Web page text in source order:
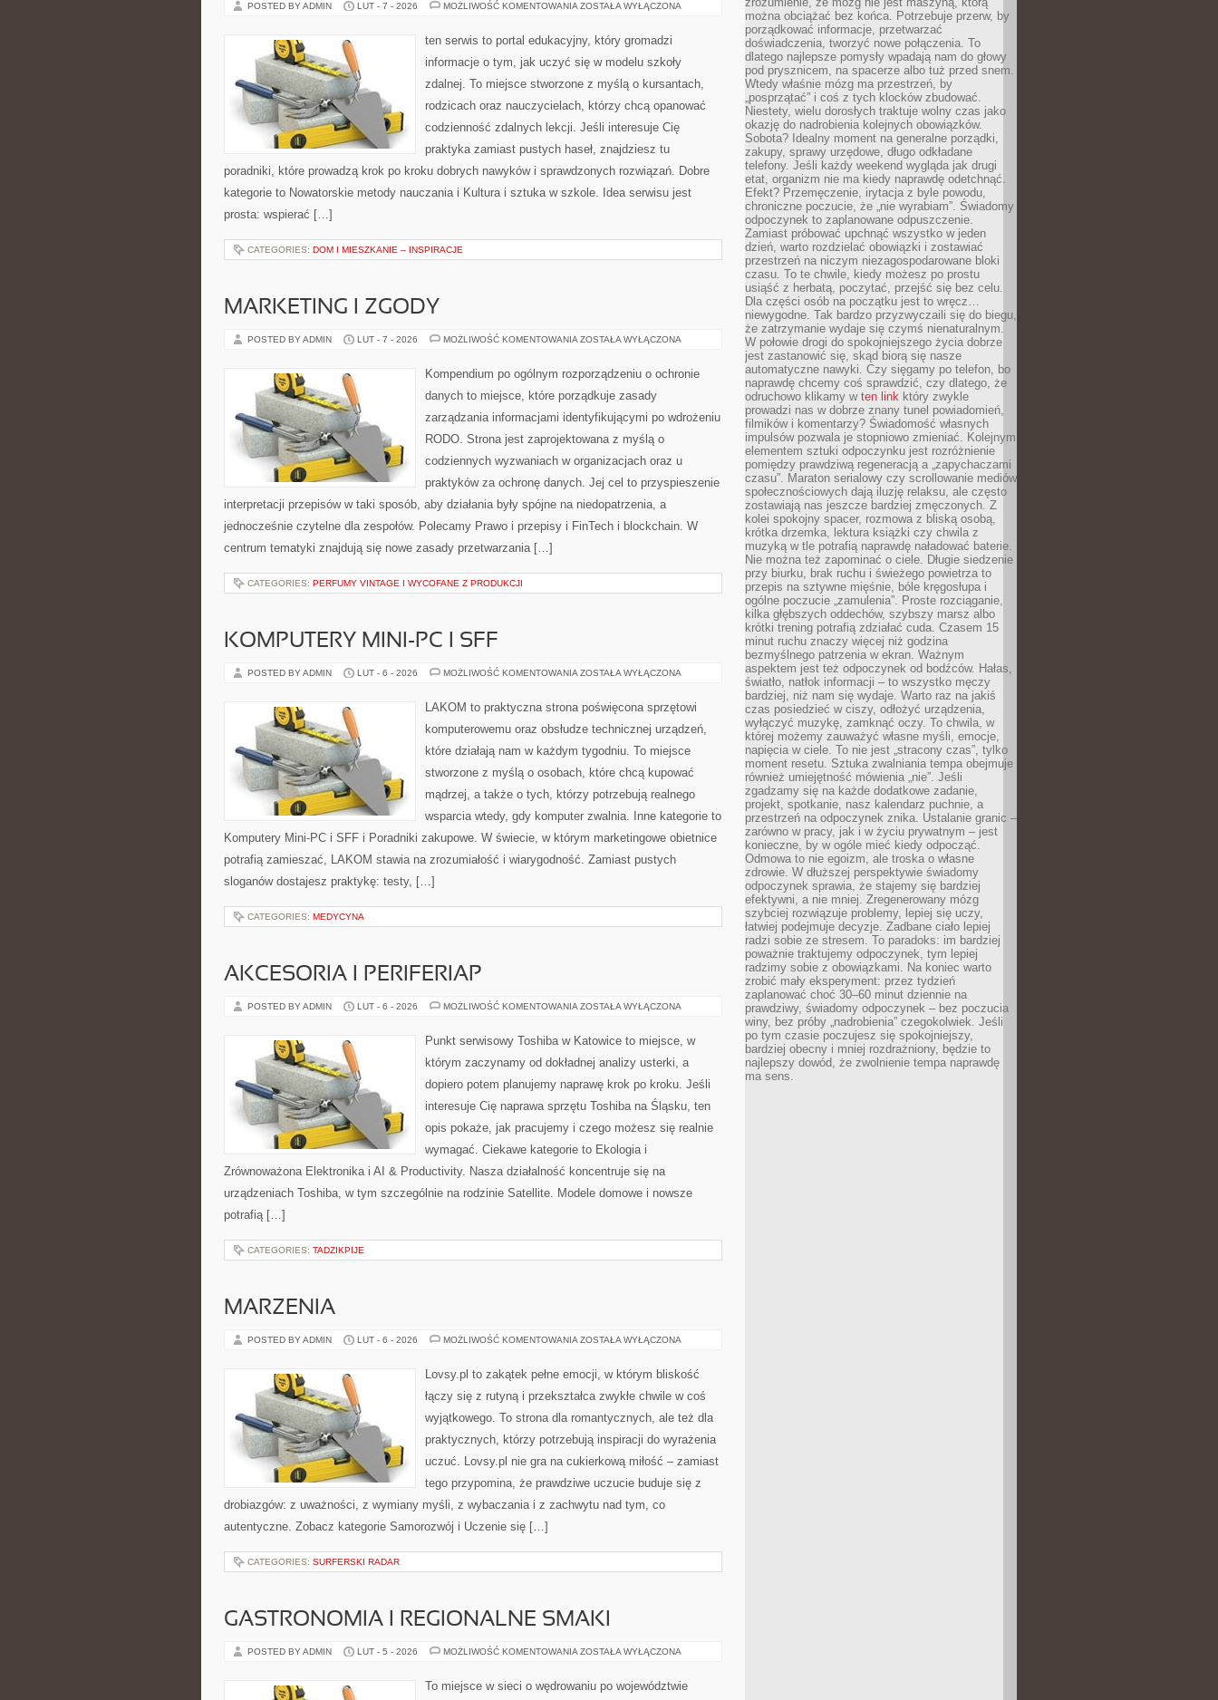
POSTED BY ADMIN LUT - 7 - 2026 MOŻLIWOŚĆ KOMENTOWANIA SZKOLNE
ZOSTAŁA WYŁĄCZONA
ten serwis to portal edukacyjny, który gromadzi
informacje o tym, jak uczyć się w modelu szkoły
zdalnej. To miejsce stworzone z myślą o kursantach,
rodzicach oraz nauczycielach, którzy chcą opanować
codzienność zdalnych lekcji. Jeśli interesuje Cię
praktyka zamiast pustych haseł, znajdziesz tu
poradniki, które prowadzą krok po kroku dobrych nawyków i sprawdzonych rozwiązań. Dobre
kategorie to Nowatorskie metody nauczania i Kultura i sztuka w szkole. Idea serwisu jest
prosta: wspierać […]
CATEGORIES: DOM I MIESZKANIE – INSPIRACJE
MARKETING I ZGODY
POSTED BY ADMIN LUT - 7 - 2026 MOŻLIWOŚĆ KOMENTOWANIA MARKETING
ZOSTAŁA WYŁĄCZONA
Kompendium po ogólnym rozporządzeniu o ochronie
danych to miejsce, które porządkuje zasady
zarządzania informacjami identyfikującymi po wdrożeniu
RODO. Strona jest zaprojektowana z myślą o
codziennych wyzwaniach w organizacjach oraz u
praktyków za ochronę danych. Jej cel to przyspieszenie
interpretacji przepisów w taki sposób, aby działania były spójne na niedopatrzenia, a
jednocześnie czytelne dla zespołów. Polecamy Prawo i przepisy i FinTech i blockchain. W
centrum tematyki znajdują się nowe zasady przetwarzania […]
CATEGORIES: PERFUMY VINTAGE I WYCOFANE Z PRODUKCJI
KOMPUTERY MINI-PC I SFF
POSTED BY ADMIN LUT - 6 - 2026 MOŻLIWOŚĆ KOMENTOWANIA KOMPUTERY
SFF
ZOSTAŁA WYŁĄCZONA
LAKOM to praktyczna strona poświęcona sprzętowi
komputerowemu oraz obsłudze technicznej urządzeń,
które działają nam w każdym tygodniu. To miejsce
stworzone z myślą o osobach, które chcą kupować
mądrzej, a także o tych, którzy potrzebują realnego
wsparcia wtedy, gdy komputer zwalnia. Inne kategorie to
Komputery Mini-PC i SFF i Poradniki zakupowe. W świecie, w którym marketingowe obietnice
potrafią zamieszać, LAKOM stawia na zrozumiałość i wiarygodność. Zamiast pustych
sloganów dostajesz praktykę: testy, […]
CATEGORIES: MEDYCYNA
AKCESORIA I PERIFERIAP
POSTED BY ADMIN LUT - 6 - 2026 MOŻLIWOŚĆ KOMENTOWANIA AKCESORIA
ZOSTAŁA WYŁĄCZONA
Punkt serwisowy Toshiba w Katowice to miejsce, w
którym zaczynamy od dokładnej analizy usterki, a
dopiero potem planujemy naprawę krok po kroku. Jeśli
interesuje Cię naprawa sprzętu Toshiba na Śląsku, ten
opis pokaże, jak pracujemy i czego możesz się realnie
wymagać. Ciekawe kategorie to Ekologia i
Zrównoważona Elektronika i AI & Productivity. Nasza działalność koncentruje się na
urządzeniach Toshiba, w tym szczególnie na rodzinie Satellite. Modele domowe i nowsze
potrafią […]
CATEGORIES: TADZIKPIJE
MARZENIA
POSTED BY ADMIN LUT - 6 - 2026 MOŻLIWOŚĆ KOMENTOWANIA MARZENIA
ZOSTAŁA WYŁĄCZONA
Lovsy.pl to zakątek pełne emocji, w którym bliskość
łączy się z rutyną i przekształca zwykłe chwile w coś
wyjątkowego. To strona dla romantycznych, ale też dla
praktycznych, którzy potrzebują inspiracji do wyrażenia
uczuć. Lovsy.pl nie gra na cukierkową miłość – zamiast
tego przypomina, że prawdziwe uczucie buduje się z
drobiazgów: z uważności, z wymiany myśli, z wybaczania i z zachwytu nad tym, co
autentyczne. Zobacz kategorie Samorozwój i Uczenie się […]
CATEGORIES: SURFERSKI RADAR
GASTRONOMIA I REGIONALNE SMAKI
POSTED BY ADMIN LUT - 5 - 2026 MOŻLIWOŚĆ KOMENTOWANIA GASTRONOMIA
SMAKI
ZOSTAŁA WYŁĄCZONA
To miejsce w sieci o wędrowaniu po województwie
można obciążać bez końca. Potrzebuje przerw, by
porządkować informacje, przetwarzać
doświadczenia, tworzyć nowe połączenia. To
dlatego najlepsze pomysły wpadają nam do głowy
pod prysznicem, na spacerze albo tuż przed snem.
Wtedy właśnie mózg ma przestrzeń, by
„posprzątać” i coś z tych klocków zbudować.
Niestety, wielu dorosłych traktuje wolny czas jako
okazję do nadrobienia kolejnych obowiązków.
Sobota? Idealny moment na generalne porządki,
zakupy, sprawy urzędowe, długo odkładane
telefony. Jeśli każdy weekend wygląda jak drugi
etat, organizm nie ma kiedy naprawdę odetchnąć.
Efekt? Przemęczenie, irytacja z byle powodu,
chroniczne poczucie, że „nie wyrabiam”. Świadomy
odpoczynek to zaplanowane odpuszczenie.
Zamiast próbować upchnąć wszystko w jeden
dzień, warto rozdzielać obowiązki i zostawiać
przestrzeń na niczym niezagospodarowane bloki
czasu. To te chwile, kiedy możesz po prostu
usiąść z herbatą, poczytać, przejść się bez celu.
Dla części osób na początku jest to wręcz…
niewygodne. Tak bardzo przyzwyczaili się do biegu,
że zatrzymanie wydaje się czymś nienaturalnym.
W połowie drogi do spokojniejszego życia dobrze
jest zastanowić się, skąd biorą się nasze
automatyczne nawyki. Czy sięgamy po telefon, bo
naprawdę chcemy coś sprawdzić, czy dlatego, że
odruchowo klikamy w ten link który zwykle
prowadzi nas w dobrze znany tunel powiadomień,
filmików i komentarzy? Świadomość własnych
impulsów pozwala je stopniowo zmieniać. Kolejnym
elementem sztuki odpoczynku jest rozróżnienie
pomiędzy prawdziwą regeneracją a „zapychaczami
czasu”. Maraton serialowy czy scrollowanie mediów
społecznościowych dają iluzję relaksu, ale często
zostawiają nas jeszcze bardziej zmęczonych. Z
kolei spokojny spacer, rozmowa z bliską osobą,
krótka drzemka, lektura książki czy chwila z
muzyką w tle potrafią naprawdę naładować baterie.
Nie można też zapominać o ciele. Długie siedzenie
przy biurku, brak ruchu i świeżego powietrza to
przepis na sztywne mięśnie, bóle kręgosłupa i
ogólne poczucie „zamulenia”. Proste rozciąganie,
kilka głębszych oddechów, szybszy marsz albo
krótki trening potrafią zdziałać cuda. Czasem 15
minut ruchu znaczy więcej niż godzina
bezmyślnego patrzenia w ekran. Ważnym
aspektem jest też odpoczynek od bodźców. Hałas,
światło, natłok informacji – to wszystko męczy
bardziej, niż nam się wydaje. Warto raz na jakiś
czas posiedzieć w ciszy, odłożyć urządzenia,
wyłączyć muzykę, zamknąć oczy. To chwila, w
której możemy zauważyć własne myśli, emocje,
napięcia w ciele. To nie jest „stracony czas”, tylko
moment resetu. Sztuka zwalniania tempa obejmuje
również umiejętność mówienia „nie”. Jeśli
zgadzamy się na każde dodatkowe zadanie,
projekt, spotkanie, nasz kalendarz puchnie, a
przestrzeń na odpoczynek znika. Ustalanie granic –
zarówno w pracy, jak i w życiu prywatnym – jest
konieczne, by w ogóle mieć kiedy odpocząć.
Odmowa to nie egoizm, ale troska o własne
zdrowie. W dłuższej perspektywie świadomy
odpoczynek sprawia, że stajemy się bardziej
efektywni, a nie mniej. Zregenerowany mózg
szybciej rozwiązuje problemy, lepiej się uczy,
łatwiej podejmuje decyzje. Zadbane ciało lepiej
radzi sobie ze stresem. To paradoks: im bardziej
poważnie traktujemy odpoczynek, tym lepiej
radzimy sobie z obowiązkami. Na koniec warto
zrobić mały eksperyment: przez tydzień
zaplanować choć 30–60 minut dziennie na
prawdziwy, świadomy odpoczynek – bez poczucia
winy, bez próby „nadrobienia” czegokolwiek. Jeśli
po tym czasie poczujesz się spokojniejszy,
bardziej obecny i mniej rozdrażniony, będzie to
najlepszy dowód, że zwolnienie tempa naprawdę
ma sens.